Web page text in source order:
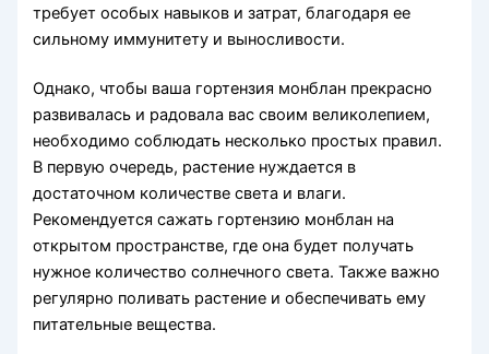
требует особых навыков и затрат, благодаря ее
сильному иммунитету и выносливости.
Однако, чтобы ваша гортензия монблан прекрасно
развивалась и радовала вас своим великолепием,
необходимо соблюдать несколько простых правил.
В первую очередь, растение нуждается в
достаточном количестве света и влаги.
Рекомендуется сажать гортензию монблан на
открытом пространстве, где она будет получать
нужное количество солнечного света. Также важно
регулярно поливать растение и обеспечивать ему
питательные вещества.